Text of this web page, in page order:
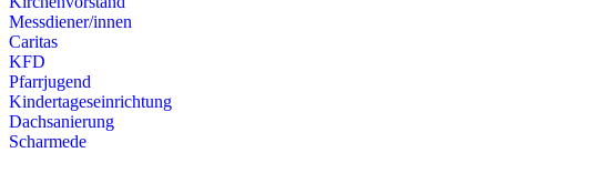
Messdiener/innen
Caritas
KFD
Pfarrjugend
Kindertageseinrichtung
Dachsanierung
Scharmede